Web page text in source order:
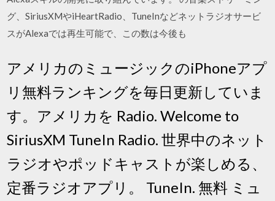
グ、SiriusXMやiHeartRadio、TuneInなどネットラジオサービ
スがAlexaでは再生可能で、この数は今後も
アメリカのミュージックのiPhoneアプ
リ無料ランキングを毎日更新していま
す。アメリカを Radio. Welcome to
SiriusXM TuneIn Radio. 世界中のネット
ラジオやポッドキャストが楽しめる、
定番ラジオアプリ。 TuneIn. 無料 ミュ